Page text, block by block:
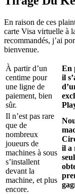
En raison de ces
carte Visa virtuelle à
recommandés, j’ai
bienvenue.
À partir d’un
centime pour
une ligne de
paiement, bien
sûr.
En
il
Il n’est pas rare
que de
nombreux
joueurs de
machines à sous
s’installent
devant la
machine, et plus
encore.
il a